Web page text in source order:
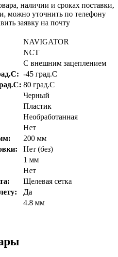
наличии и сроках поставки,
можно уточнить по телефону
заявку на почту
NAVIGATOR
NCT
С внешним зацеплением
-45 град.C
80 град.C
Черный
Пластик
Необработанная
Нет
200 мм
Нет (без)
1 мм
Нет
Щелевая сетка
Да
4.8 мм